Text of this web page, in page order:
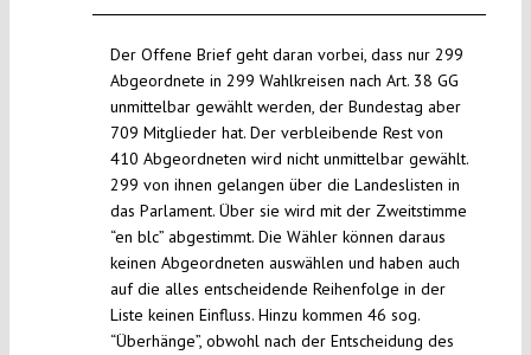
Der Offene Brief geht daran vorbei, dass nur 299
Abgeordnete in 299 Wahlkreisen nach Art. 38 GG
unmittelbar gewählt werden, der Bundestag aber
709 Mitglieder hat. Der verbleibende Rest von
410 Abgeordneten wird nicht unmittelbar gewählt.
299 von ihnen gelangen über die Landeslisten in
das Parlament. Über sie wird mit der Zweitstimme
“en blc” abgestimmt. Die Wähler können daraus
keinen Abgeordneten auswählen und haben auch
auf die alles entscheidende Reihenfolge in der
Liste keinen Einfluss. Hinzu kommen 46 sog.
“Überhänge”, obwohl nach der Entscheidung des